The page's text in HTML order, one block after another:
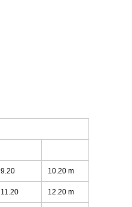
9.20 10.20 m
11.20 12.20 m